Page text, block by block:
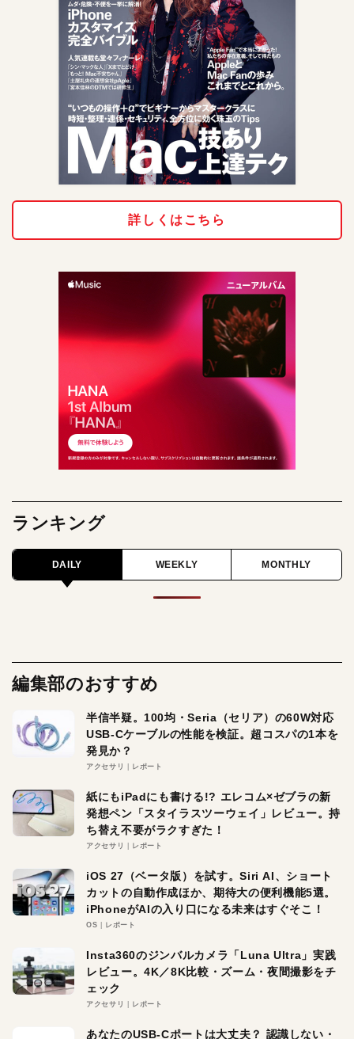
詳しくはこちら
ランキング
DAILY WEEKLY MONTHLY
編集部のおすすめ
半信半疑。100均・Seria（セリア）の60W対応
USB-Cケーブルの性能を検証。超コスパの1本を
発見か？
アクセサリ レポート
紙にもiPadにも書ける!? エレコム×ゼブラの新
発想ペン「スタイラスツーウェイ」レビュー。持
ち替え不要がラクすぎた！
アクセサリ レポート
iOS 27（ベータ版）を試す。Siri AI、ショート
カットの自動作成ほか、期待大の便利機能5選。
iPhoneがAIの入り口になる未来はすぐそこ！
OS レポート
Insta360のジンバルカメラ「Luna Ultra」実践
レビュー。4K／8K比較・ズーム・夜間撮影をチ
ェック
アクセサリ レポート
あなたのUSB-Cポートは大丈夫？ 認識しない・